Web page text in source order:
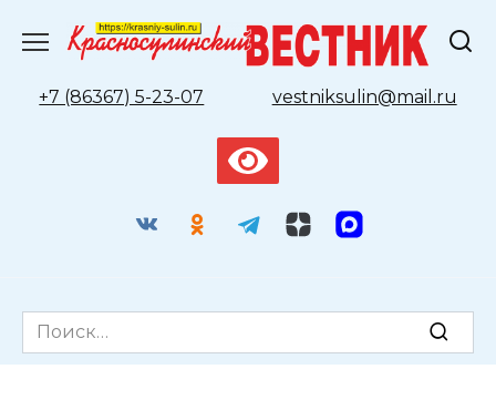
содержанию
+7 (86367) 5-23-07
vestniksulin@mail.ru
Search
for: